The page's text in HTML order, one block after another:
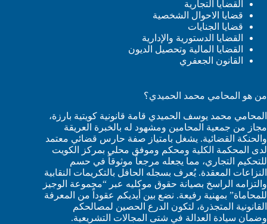
القضايا التجارية
قضايا الاحوال الشخصية
قضايا الجنايات
القضايا الدستورية والإدارية
القضايا المالية وتحصيل الديون
القانون الجعفري
من هو المحامي محمد الحميدي؟
المحامي محمد يوسف الحميدي قامة قانونية كويتية بارزة،
مجاز من جمعية المحامين ومشهود له بالخبرة العريقة
والحنكة القضائية. يشغل بامتياز صفة حارس قضائي معتمد
لدى المحكمة الكلية ومحكم وموفق محلي بمركز الكويت
للتحكيم التجاري، مما يجعله مرجعاً موثوقاً في حسم
النزاعات المعقدة. يُعرف بسجله الحافل بالتكريمات النقابية
والتزامه الراسخ بصيانة حقوق موكليه عبر “مجموعة الوجيز
للمحاماة” بمهنية رفيعة. نضع بين أيديكم عقوداً من المعرفة
القانونية المتجذرة، لتكون الدرع الحصين لمصالحكم
وضمان سيادة العدالة في شتى المجالات التشريعية.